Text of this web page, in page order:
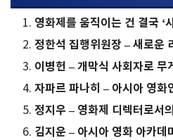
영화제를 움직이는 건 결국 ‘
정한석 집행위원장 – 새로운
이병헌 – 개막식 사회자로 무
자파르 파나히 – 아시아 영화
정지우 – 영화제 디렉터로서
김지운 – 아시아 영화 아카데